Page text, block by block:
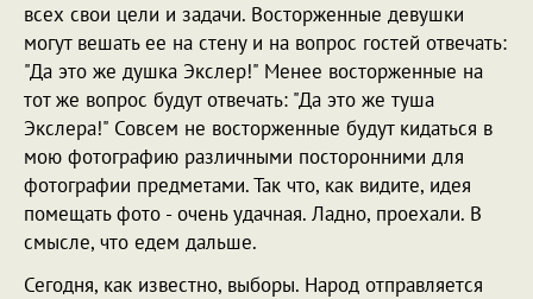
всех свои цели и задачи. Восторженные девушки
могут вешать ее на стену и на вопрос гостей отвечать:
"Да это же душка Экслер!" Менее восторженные на
тот же вопрос будут отвечать: "Да это же туша
Экслера!" Совсем не восторженные будут кидаться в
мою фотографию различными посторонними для
фотографии предметами. Так что, как видите, идея
помещать фото - очень удачная. Ладно, проехали. В
смысле, что едем дальше.
Сегодня, как известно, выборы. Народ отправляется